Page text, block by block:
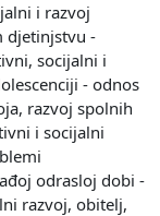
i razvoj
djetinjstvu -
socijalni i
- odnos
razvoj spolnih
i socijalni
odrasloj dobi -
razvoj, obitelj,